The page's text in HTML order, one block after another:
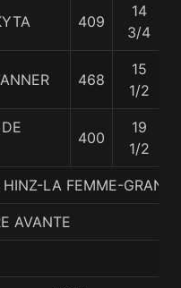
409
14
3/4
468
15
1/2
400
19
1/2
LA FEMME-GRAND
AVANTE